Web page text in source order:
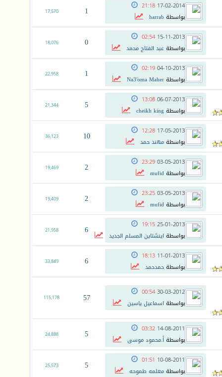
17-02-2014
21:18
بواسطة harrab
1
17,570
15-11-2013
02:54
بواسطةعبد الفتاح محمد 0
18,076
04-10-2013
02:19
بواسطةNa3'oma Maher
1
22,958
06-07-2013
13:08
بواسطةcheikh king
5
21,344
17-05-2013
12:28
بواسطةمهند حمد 10
36,123
03-05-2013
23:29
بواسطةmufid
2
19,469
03-05-2013
23:25
بواسطةmufid
2
19,409
25-01-2013
19:15
بواسطة اينشتاين المسلم الجديد 6
21,958
11-01-2013
18:13
بواسطةحمدحمد 6
33,849
30-03-2012
00:54
بواسطة اسماعيل ياسين 57
115,178
14-08-2011
03:32
بواسطةأ.محمود موسى 5
24,888
10-08-2011
01:51
بواسطةمعلمه طموحه 5
25,573